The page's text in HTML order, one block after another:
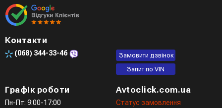
Контакти
(068) 344-33-46
Замовити дзвінок
Запит по VIN
Графік роботи
Пн-Пт: 9:00-17:00
Avtoclick.com.ua
Статус замовлення